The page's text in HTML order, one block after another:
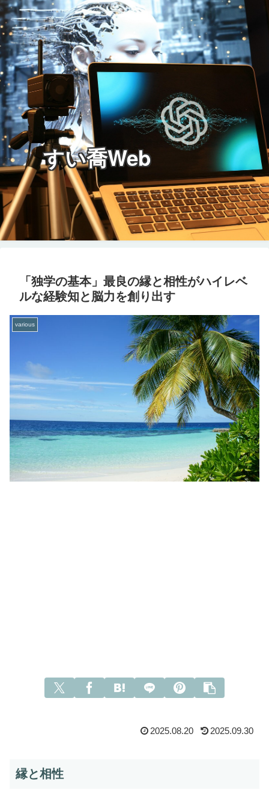
すい喬Web
「独学の基本」最良の縁と相性がハイレベ
ルな経験知と脳力を創り出す
various
2025.08.20 2025.09.30
縁と相性